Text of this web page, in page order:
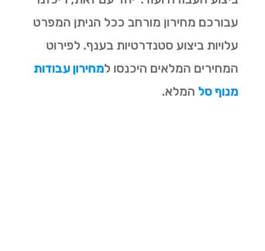
עבורכם מחירון מורחב ככל הניתן המפרט
עלויות ביצוע סטנדרטיות בענף. לפירוט
המחירים המלאים היכנסו למחירון עבודות
מנוף סל המלא.